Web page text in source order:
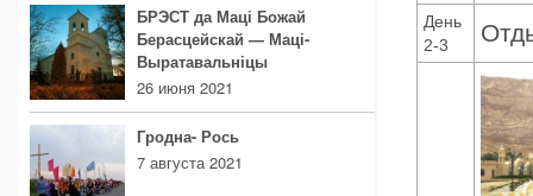
День
2-3
БРЭСТ да Маці Божай
Берасцейскай — Маці-
Выратавальніцы
26 июня 2021
Гродна- Рось
7 августа 2021